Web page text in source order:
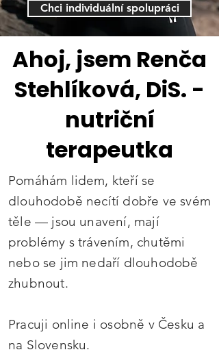
Chci individuální spolupráci
Ahoj, jsem Renča
Stehlíková, DiS. -
nutriční
terapeutka
Pomáhám lidem, kteří se
dlouhodobě necítí dobře ve svém
těle — jsou unavení, mají
problémy s trávením, chutěmi
nebo se jim nedaří dlouhodobě
zhubnout.
Pracuji online i osobně v Česku a
na Slovensku.